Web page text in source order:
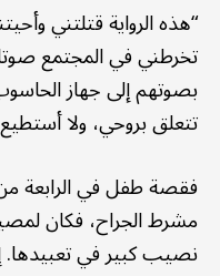
“هذه الرواية قتلتني
تخرطني في المجتمع
بصوتهم إلى جهاز
تتعلق بروحي، ولا
فقصة طفل في الرابعة
مشرط الجراح، فكان
نصيب كبير في تعبيدها.